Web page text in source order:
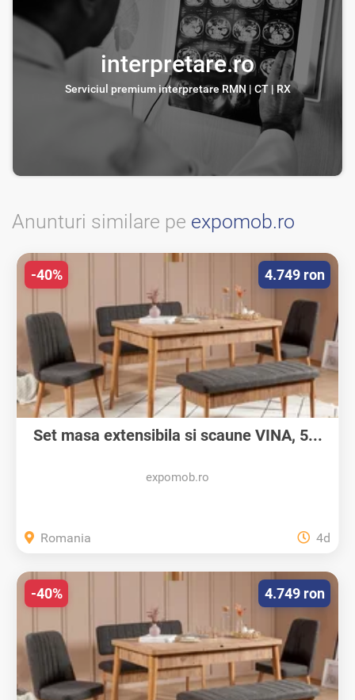
interpretare.ro
Serviciul premium interpretare RMN | CT | RX
Anunturi similare pe expomob.ro
Set masa extensibila si scaune VINA, 5...
expomob.ro
4.749 ron
-40%
Romania 4d
4.749 ron
-40%